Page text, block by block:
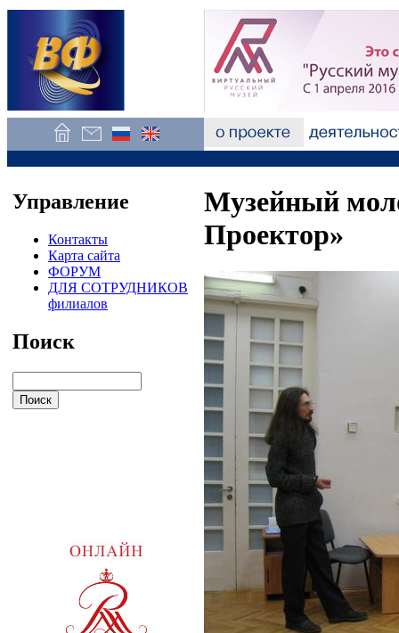
Управление
Контакты
Карта сайта
ФОРУМ
ДЛЯ СОТРУДНИКОВ
филиалов
Поиск
Музейный
Проектор»